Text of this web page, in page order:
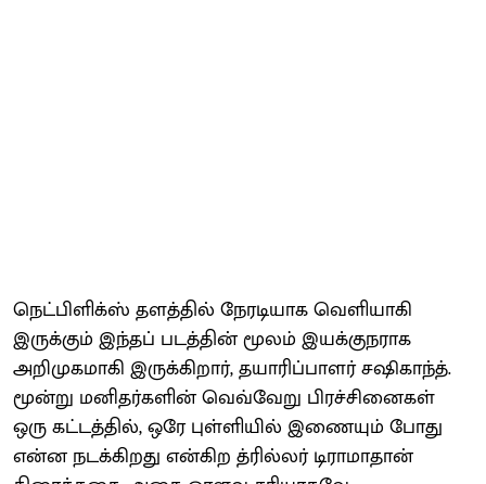
நெட்பிளிக்ஸ் தளத்தில் நேரடியாக வெளியாகி
இருக்கும் இந்தப் படத்தின் மூலம் இயக்குநராக
அறிமுகமாகி இருக்கிறார், தயாரிப்பாளர் சஷிகாந்த்.
மூன்று மனிதர்களின் வெவ்வேறு பிரச்சினைகள்
ஒரு கட்டத்தில், ஒரே புள்ளியில் இணையும் போது
என்ன நடக்கிறது என்கிற த்ரில்லர் டிராமாதான்